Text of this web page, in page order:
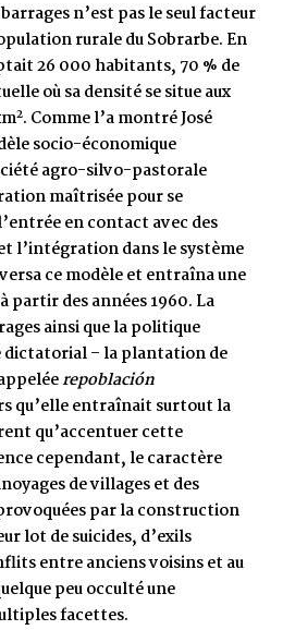
n’est pas le seul facteur
rurale du Sobrarbe. En
26 000 habitants, 70 % de
où sa densité se situe aux
2. Comme l’a montré José
socio-économique
agro-silvo-pastorale
maîtrisée pour se
en contact avec des
l’intégration dans le système
ce modèle et entraîna une
partir des années 1960. La
ainsi que la politique
dictatorial – la plantation de
repoblación
qu’elle entraînait surtout la
qu’accentuer cette
cependant, le caractère
de villages et des
par la construction
lot de suicides, d’exils
entre anciens voisins et au
peu occulté une
facettes.